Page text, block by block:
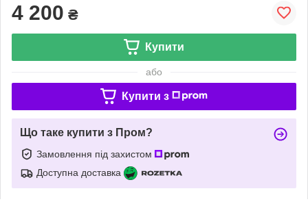
4 200 ₴
Купити
або
Купити з
Що таке купити з Пром?
Замовлення під захистом
Доступна доставка